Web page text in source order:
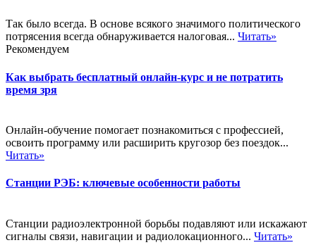
Так было всегда. В основе всякого значимого политического
потрясения всегда обнаруживается налоговая... Читать»
Рекомендуем
Как выбрать бесплатный онлайн-курс и не потратить
время зря
Онлайн-обучение помогает познакомиться с профессией,
освоить программу или расширить кругозор без поездок...
Читать»
Станции РЭБ: ключевые особенности работы
Станции радиоэлектронной борьбы подавляют или искажают
сигналы связи, навигации и радиолокационного... Читать»